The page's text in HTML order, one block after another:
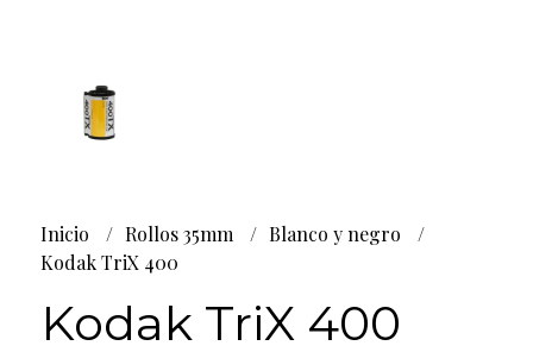
Inicio Rollos 35mm
Blanco y negro
Kodak TriX 400
Kodak TriX 400